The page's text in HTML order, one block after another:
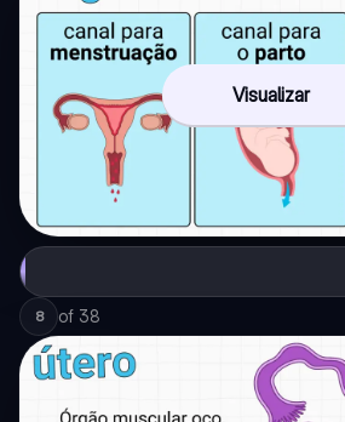
Visualizar
8 of 38